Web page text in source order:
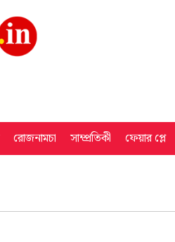
রোজনামচা সাম্প্রতিকী ফেয়ার প্লে